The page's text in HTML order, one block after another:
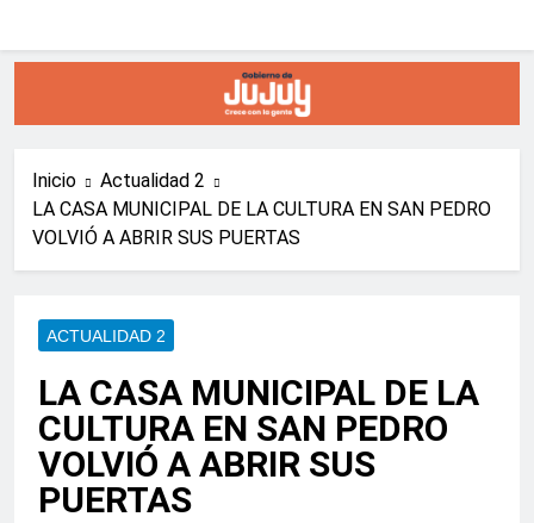
Inicio
Actualidad 2
LA CASA MUNICIPAL DE LA CULTURA EN SAN PEDRO
VOLVIÓ A ABRIR SUS PUERTAS
ACTUALIDAD 2
LA CASA MUNICIPAL DE LA
CULTURA EN SAN PEDRO
VOLVIÓ A ABRIR SUS
PUERTAS